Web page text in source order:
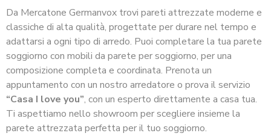
Da Mercatone Germanvox trovi pareti attrezzate moderne e
classiche di alta qualità, progettate per durare nel tempo e
adattarsi a ogni tipo di arredo. Puoi completare la tua parete
soggiorno con mobili da parete per soggiorno, per una
composizione completa e coordinata. Prenota un
appuntamento con un nostro arredatore o prova il servizio
“Casa I love you”, con un esperto direttamente a casa tua.
Ti aspettiamo nello showroom per scegliere insieme la
parete attrezzata perfetta per il tuo soggiorno.